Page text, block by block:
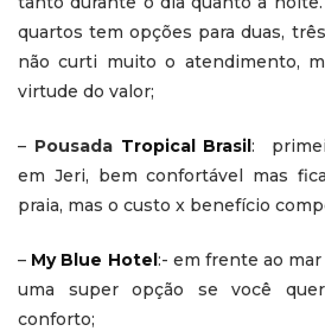
quartos tem opções para duas,
não curti muito o atendimento,
virtude do valor;
– Pousada Tropical Brasil:
em Jeri, bem confortável mas
praia, mas o custo x benefício
– My Blue Hotel:- em frente ao
uma super opção se você
conforto;